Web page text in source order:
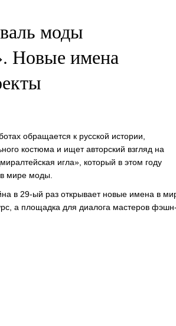
моды
Новые имена
обращается к русской истории,
костюма и ищет авторский взгляд на
игла», который в этом году
в мире моды.
в 29-ый раз открывает новые имена в
а площадка для диалога мастеров фэшн-